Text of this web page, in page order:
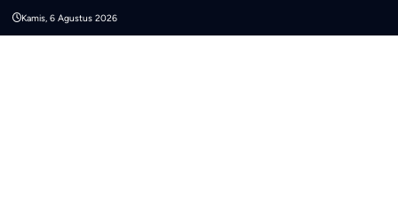
Kamis, 6 Agustus 2026